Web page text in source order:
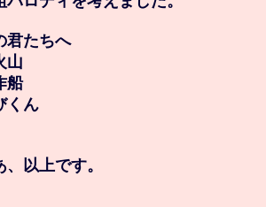
君たちへ
山
船
くん
以上です。